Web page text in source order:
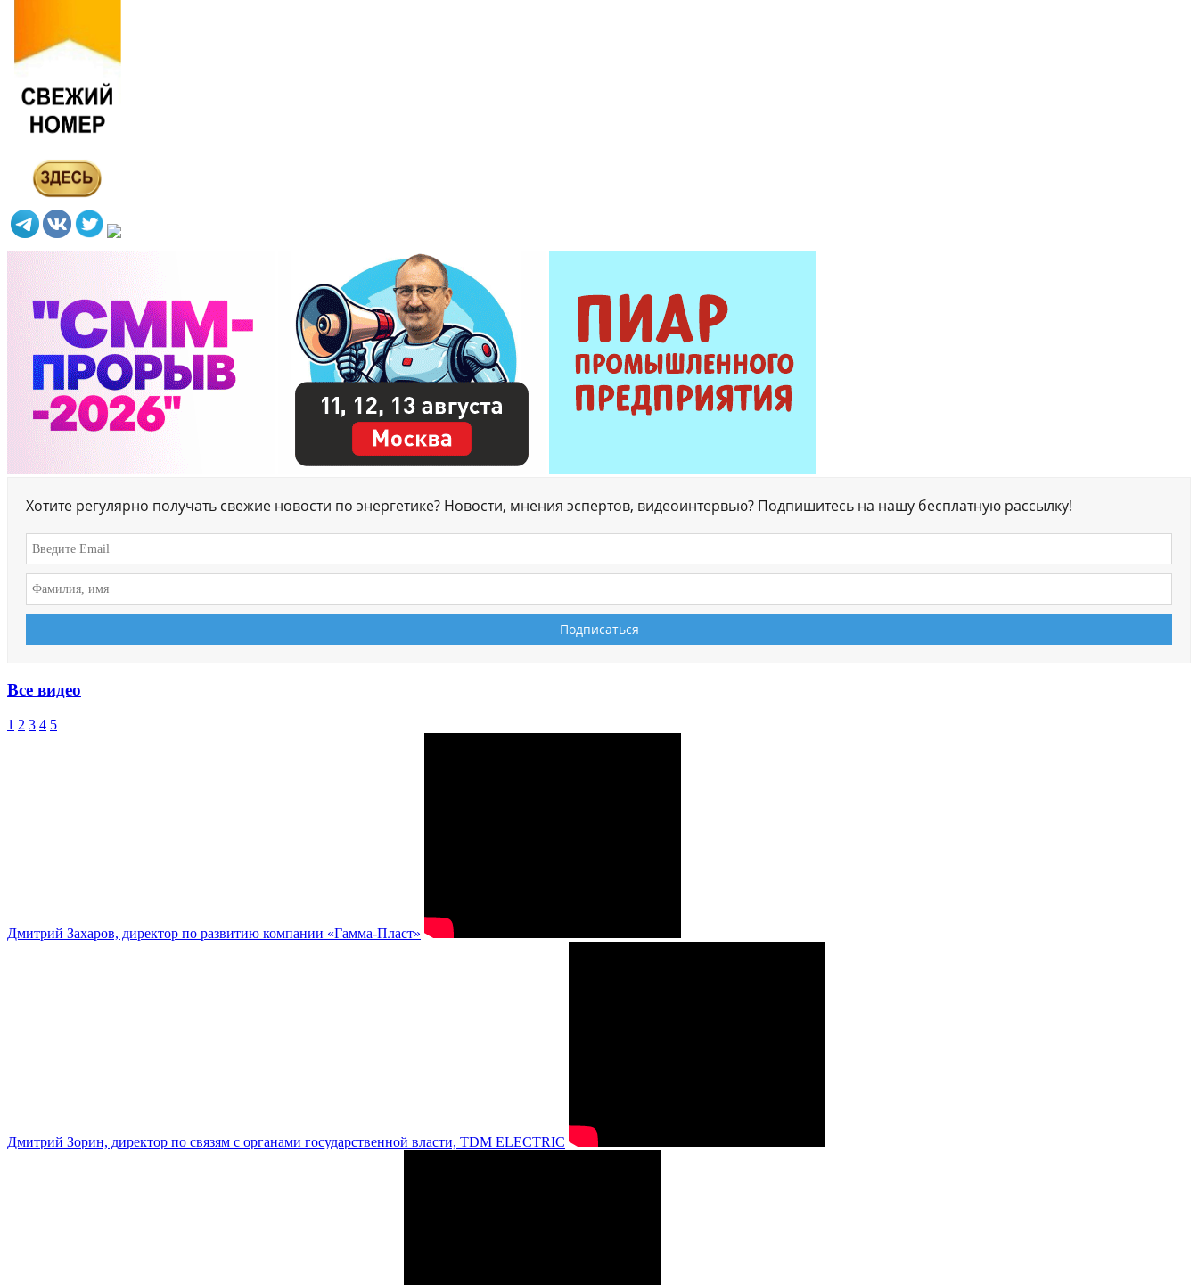
Хотите регулярно получать свежие новости по энергетике? Новости, мнения эспертов, видеоинтервью? Подпишитесь на нашу бесплатную рассылку!
Все видео
1 2 3 4 5
Дмитрий Захаров, директор по развитию компании «Гамма-Пласт»
Дмитрий Зорин, директор по связям с органами государственной власти, TDM ELECTRIC